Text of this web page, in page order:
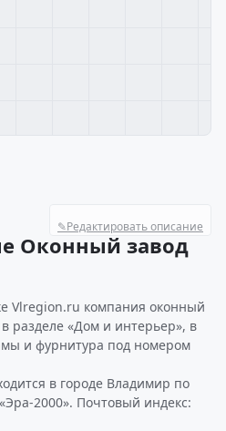
✎Редактировать описание
Оконный завод
Vlregion.ru компания оконный
разделе «Дом и интерьер», в
и фурнитура под номером
в городе Владимир по
2000». Почтовый индекс: